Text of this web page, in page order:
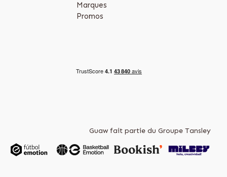
Marques
Promos
Guaw fait partie du Groupe Tansley